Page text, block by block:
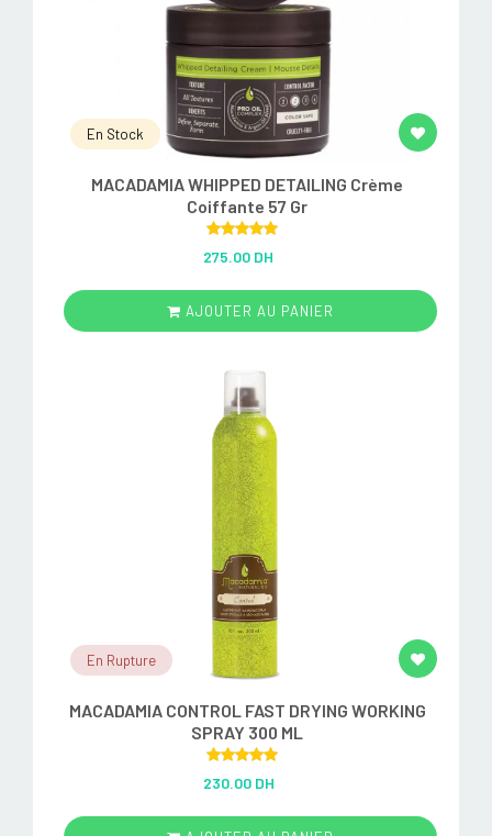
En Stock
MACADAMIA WHIPPED DETAILING Crème
Coiffante 57 Gr
out of 5
275.00 DH
AJOUTER AU PANIER
En Rupture
MACADAMIA CONTROL FAST DRYING WORKING
SPRAY 300 ML
out of 5
230.00 DH